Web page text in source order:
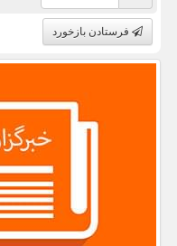
فرستادن بازخورد